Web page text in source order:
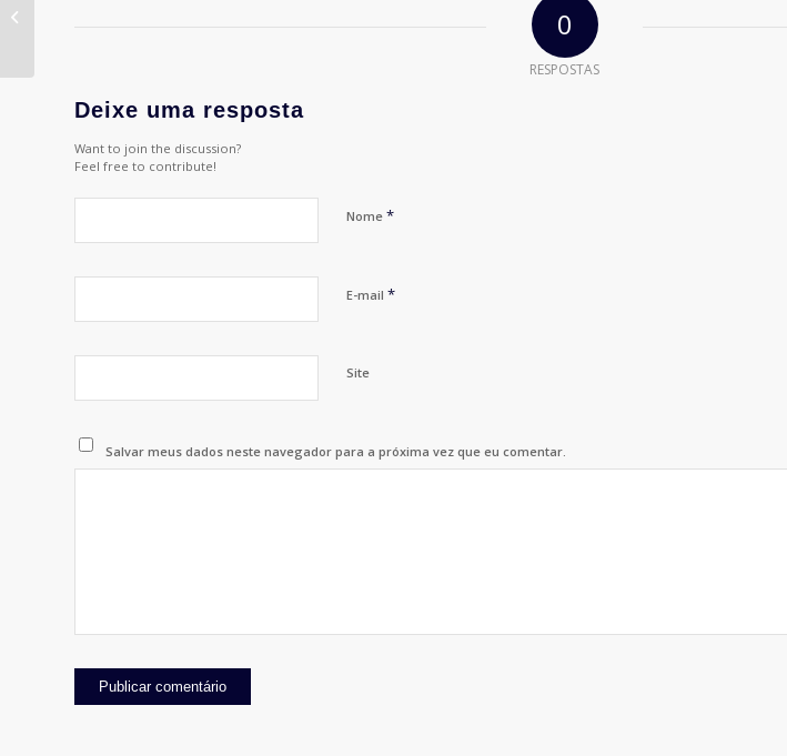
0
RESPOSTAS
Deixe uma resposta
Want to join the discussion?
Feel free to contribute!
Nome *
E-mail *
Site
Salvar meus dados neste navegador para a próxima vez que eu comentar.